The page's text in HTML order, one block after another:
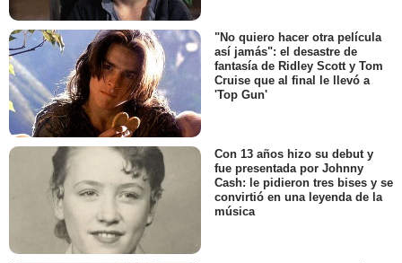
"No quiero hacer otra película
así jamás": el desastre de
fantasía de Ridley Scott y Tom
Cruise que al final le llevó a
'Top Gun'
Con 13 años hizo su debut y
fue presentada por Johnny
Cash: le pidieron tres bises y se
convirtió en una leyenda de la
música